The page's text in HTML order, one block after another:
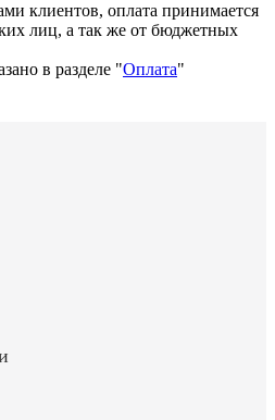
клиентов, оплата принимается
лиц, а так же от бюджетных
в разделе "Оплата"